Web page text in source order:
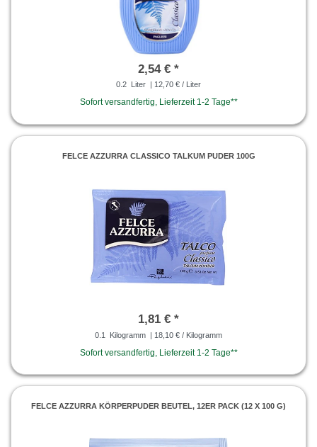
2,54 € *
0.2 Liter | 12,70 € / Liter
Sofort versandfertig, Lieferzeit 1-2 Tage**
FELCE AZZURRA CLASSICO TALKUM PUDER 100G
1,81 € *
0.1 Kilogramm | 18,10 € / Kilogramm
Sofort versandfertig, Lieferzeit 1-2 Tage**
FELCE AZZURRA KÖRPERPUDER BEUTEL, 12ER PACK (12 X 100 G)